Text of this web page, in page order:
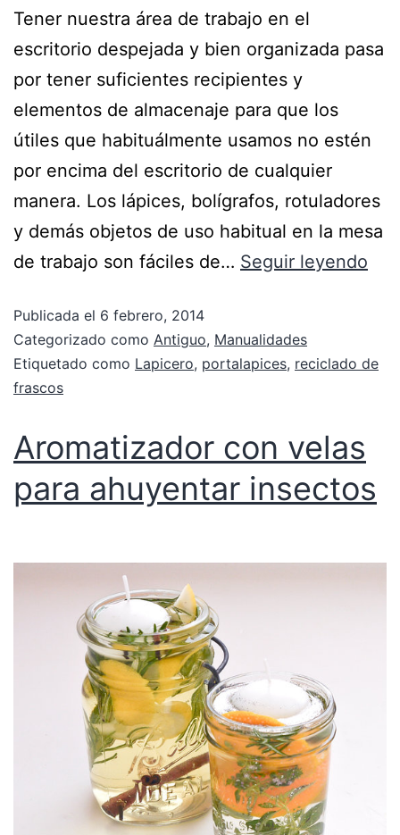
Tener nuestra área de trabajo en el
escritorio despejada y bien organizada pasa
por tener suficientes recipientes y
elementos de almacenaje para que los
útiles que habituálmente usamos no estén
por encima del escritorio de cualquier
manera. Los lápices, bolígrafos, rotuladores
y demás objetos de uso habitual en la mesa
de trabajo son fáciles de… Seguir leyendo
Publicada el 6 febrero, 2014
Categorizado como Antiguo, Manualidades
Etiquetado como Lapicero, portalapices, reciclado de
frascos
Aromatizador con velas
para ahuyentar insectos